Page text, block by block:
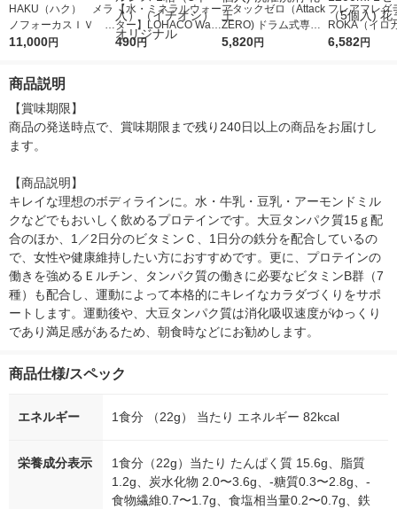
HAKU（ハク） メラ
ノフォーカスＩＶ 4
5ｇ 資生堂 おまけ
11,000円
【水・ミネラルウォー
ター】LOHACO Wate
r（ロハコウォータ
490円
アタックゼロ（Attack
ZERO) ドラム式専用
詰め替え メガジャン
5,820円
フレアフレグ
ROKA（イロ
イキッドリリ
6,582円
商品説明
【賞味期限】
商品の発送時点で、賞味期限まで残り240日以上の商品をお届けし
ます。
【商品説明】
キレイな理想のボディラインに。水・牛乳・豆乳・アーモンドミル
クなどでもおいしく飲めるプロテインです。大豆タンパク質15ｇ配
合のほか、1／2日分のビタミンＣ、1日分の鉄分を配合しているの
で、女性や健康維持したい方におすすめです。更に、プロテインの
働きを強めるＥルチン、タンパク質の働きに必要なビタミンB群（7
種）も配合し、運動によって本格的にキレイなカラダづくりをサポ
ートします。運動後や、大豆タンパク質は消化吸収速度がゆっくり
であり満足感があるため、朝食時などにお勧めします。
商品仕様/スペック
エネルギー 1食分 （22g） 当たり エネルギー 82kcal
栄養成分表示
1食分（22g）当たり たんぱく質 15.6g、脂質
1.2g、炭水化物 2.0〜3.6g、-糖質0.3〜2.8g、-
食物繊維0.7〜1.7g、食塩相当量0.2〜0.7g、鉄